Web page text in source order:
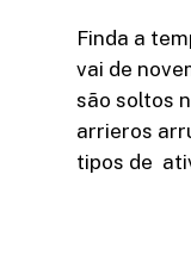
Finda a
vai de
são soltos
arrieros
tipos de